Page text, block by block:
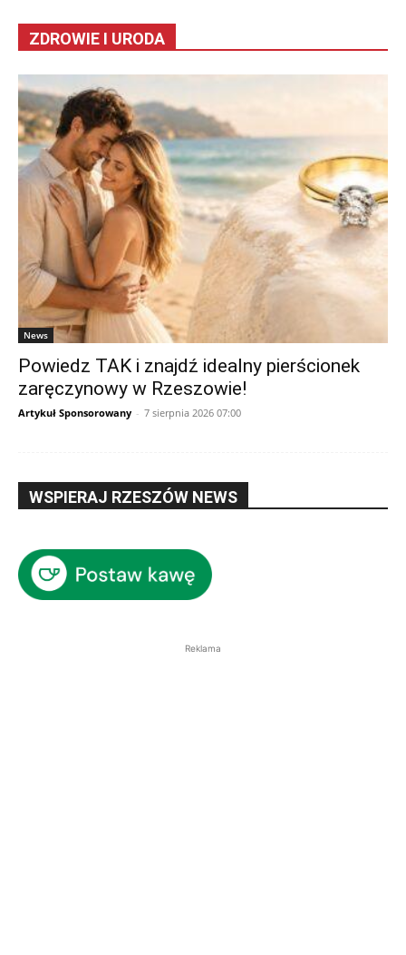
ZDROWIE I URODA
News
Powiedz TAK i znajdź idealny pierścionek
zaręczynowy w Rzeszowie!
Artykuł Sponsorowany - 7 sierpnia 2026 07:00
WSPIERAJ RZESZÓW NEWS
Reklama